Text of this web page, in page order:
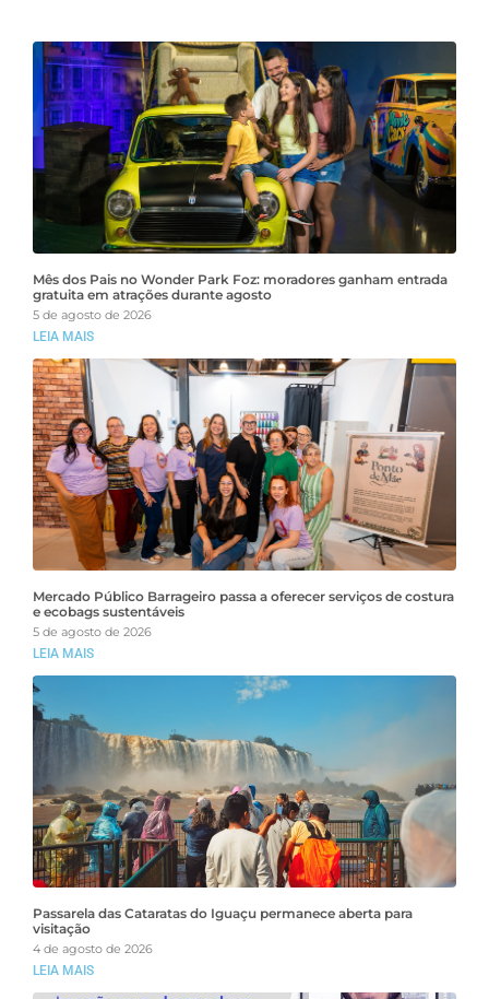
Mês dos Pais no Wonder Park Foz: moradores ganham entrada
gratuita em atrações durante agosto
5 de agosto de 2026
LEIA MAIS
Mercado Público Barrageiro passa a oferecer serviços de costura
e ecobags sustentáveis
5 de agosto de 2026
LEIA MAIS
Passarela das Cataratas do Iguaçu permanece aberta para
visitação
4 de agosto de 2026
LEIA MAIS